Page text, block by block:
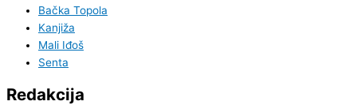
Bačka Topola
Kanjiža
Mali Iđoš
Senta
Redakcija